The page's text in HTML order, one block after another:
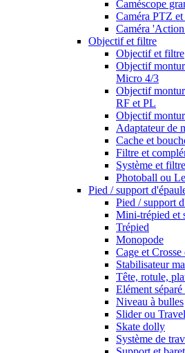
Caméscope
Caméra PTZ
Caméra
Objectif et filtre
Objectif et filtre
Objectif
Micro 4/3
Objectif
RF et PL
Objectif
Adaptateur de
Cache et
Filtre et
Système et
Photoball ou
Pied / support
Pied / support
Mini-trépied et
Trépied
Monopode
Cage et Crosse
Stabilisateur
Tête, rotule,
Elément séparé
Niveau à bulles
Slider ou
Skate dolly
Système de